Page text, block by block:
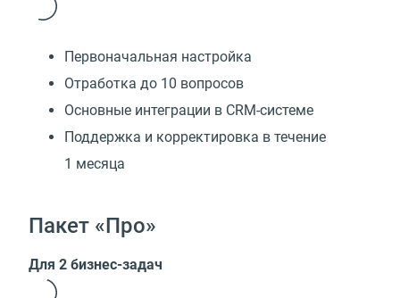
Первоначальная настройка
Отработка до 10 вопросов
Основные интеграции в CRM-системе
Поддержка и корректировка в течение
1 месяца
Пакет «Про»
Для 2 бизнес-задач